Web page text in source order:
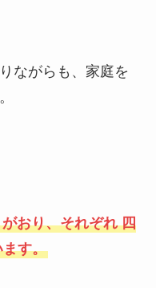
ながらも、家庭を
おり、それぞれ 四
す。